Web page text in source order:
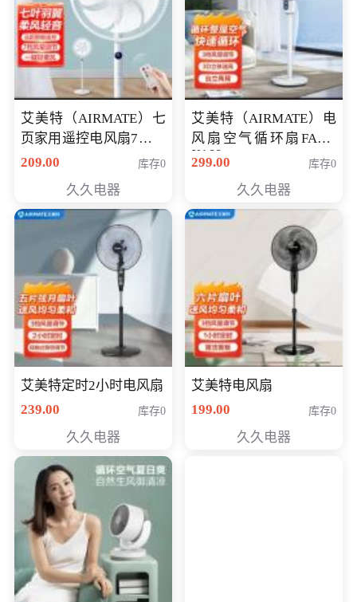
艾美特（AIRMATE）七
页家用遥控电风扇7档风
量空气循环摇头立式落
定时落地式风扇CS35-
R20
209.00 库存0
久久电器
艾美特（AIRMATE）电
风扇空气循环扇FA18-
X168
299.00 库存0
久久电器
艾美特定时2小时电风扇
239.00
库存0
久久电器
艾美特电风扇
199.00
库存0
久久电器